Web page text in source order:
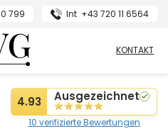
799 Int +43 720 11 6564
KONTAKT
4.93 Ausgezeichnet
10 verifizierte Bewertungen